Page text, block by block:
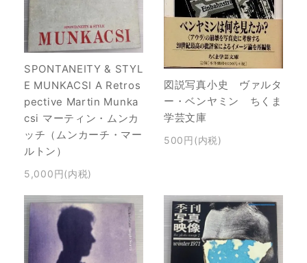
SPONTANEITY & STYL
E MUNKACSI A Retros
pective Martin Munka
csi マーティン・ムンカ
ッチ（ムンカーチ・マー
ルトン）
5,000円(内税)
図説写真小史 ヴァルタ
ー・ベンヤミン ちくま
学芸文庫
500円(内税)